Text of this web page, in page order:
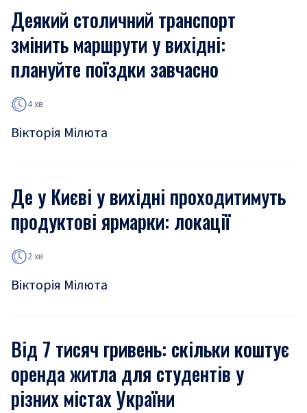
Деякий столичний транспорт
змінить маршрути у вихідні:
плануйте поїздки завчасно
4 хв
Вікторія Мілюта
Де у Києві у вихідні проходитимуть
продуктові ярмарки: локації
2 хв
Вікторія Мілюта
Від 7 тисяч гривень: скільки коштує
оренда житла для студентів у
різних містах України